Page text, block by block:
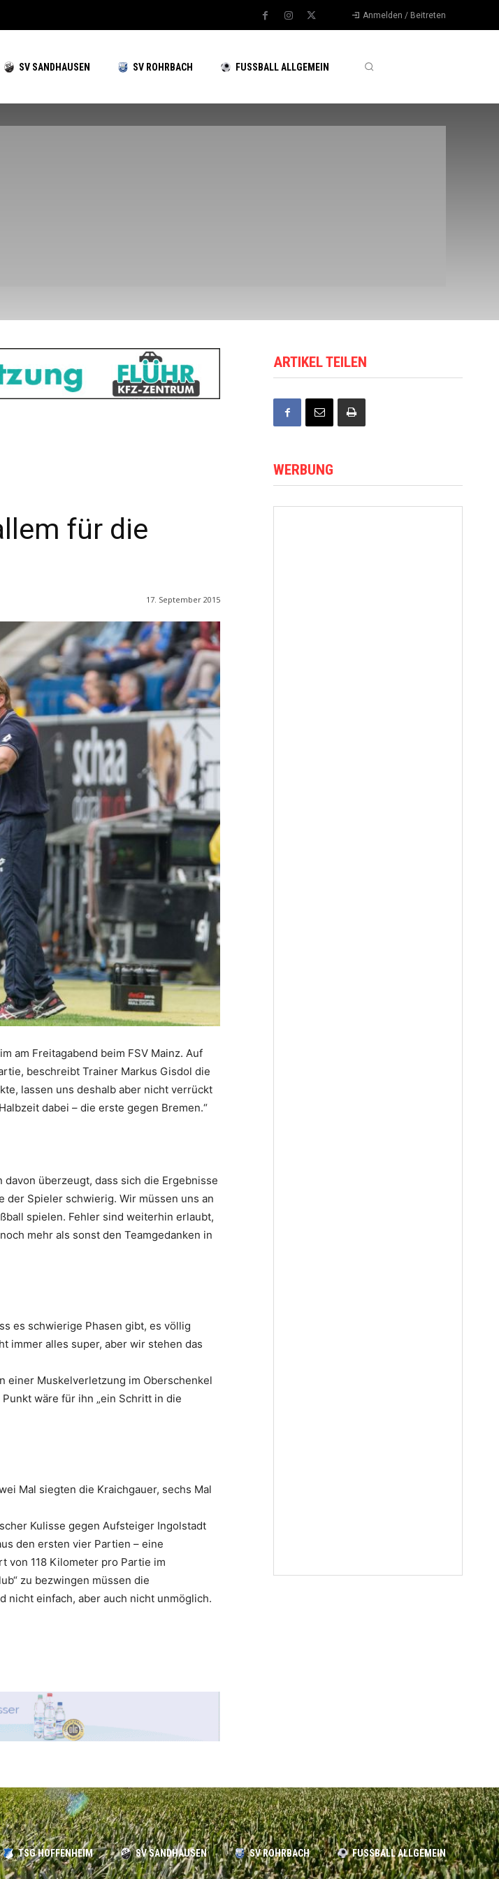
Anmelden / Beitreten
SV SANDHAUSEN SV ROHRBACH FUSSBALL ALLGEMEIN
für die
17. September 2015
am Freitagabend beim FSV Mainz. Auf
beschreibt Trainer Markus Gisdol die
lassen uns deshalb aber nicht verrückt
dabei – die erste gegen Bremen.“
überzeugt, dass sich die Ergebnisse
Spieler schwierig. Wir müssen uns an
spielen. Fehler sind weiterhin erlaubt,
mehr als sonst den Teamgedanken in
es schwierige Phasen gibt, es völlig
immer alles super, aber wir stehen das
einer Muskelverletzung im Oberschenkel
wäre für ihn „ein Schritt in die
Mal siegten die Kraichgauer, sechs Mal
Kulisse gegen Aufsteiger Ingolstadt
den ersten vier Partien – eine
von 118 Kilometer pro Partie im
zu bezwingen müssen die
nicht einfach, aber auch nicht unmöglich.
ARTIKEL TEILEN
WERBUNG
TSG HOFFENHEIM SV SANDHAUSEN SV ROHRBACH FUSSBALL ALLGEMEIN